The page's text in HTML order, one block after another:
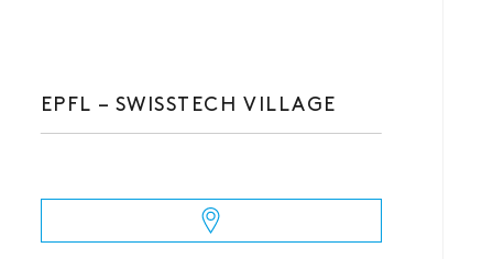
EPFL – SWISSTECH VILLAGE